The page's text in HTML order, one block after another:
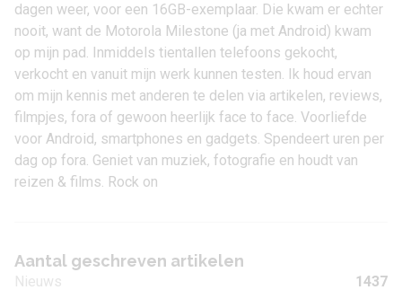
dagen weer, voor een 16GB-exemplaar. Die kwam er echter
nooit, want de Motorola Milestone (ja met Android) kwam
op mijn pad. Inmiddels tientallen telefoons gekocht,
verkocht en vanuit mijn werk kunnen testen. Ik houd ervan
om mijn kennis met anderen te delen via artikelen, reviews,
filmpjes, fora of gewoon heerlijk face to face. Voorliefde
voor Android, smartphones en gadgets. Spendeert uren per
dag op fora. Geniet van muziek, fotografie en houdt van
reizen & films. Rock on
Aantal geschreven artikelen
Nieuws
1437